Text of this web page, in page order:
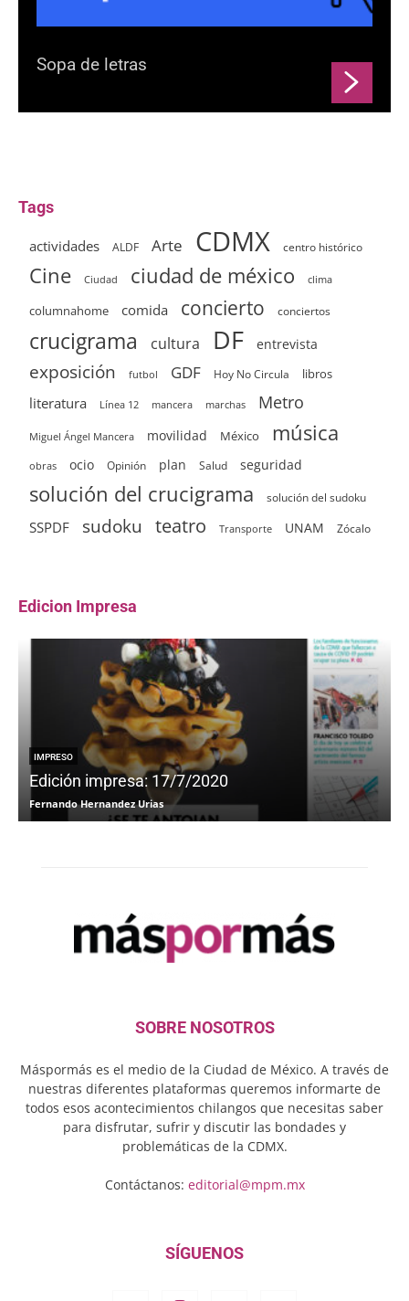
Sopa de letras
Tags
actividades ALDF Arte CDMX centro histórico
Cine Ciudad ciudad de méxico clima
columnahome comida concierto conciertos
crucigrama cultura DF entrevista
exposición futbol GDF Hoy No Circula libros
literatura Línea 12 mancera marchas Metro
Miguel Ángel Mancera movilidad México música
obras ocio Opinión plan Salud seguridad
solución del crucigrama solución del sudoku
SSPDF sudoku teatro Transporte UNAM Zócalo
Edicion Impresa
IMPRESO
Edición impresa: 17/7/2020
Fernando Hernandez Urias
SOBRE NOSOTROS
Máspormás es el medio de la Ciudad de México. A través de
nuestras diferentes plataformas queremos informarte de
todos esos acontecimientos chilangos que necesitas saber
para disfrutar, sufrir y discutir las bondades y
problemáticas de la CDMX.
Contáctanos: editorial@mpm.mx
SÍGUENOS